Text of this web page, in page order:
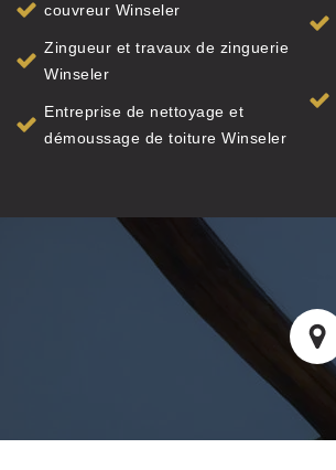
couvreur Winseler
Zingueur et travaux de zinguerie
Winseler
Entreprise de nettoyage et
démoussage de toiture Winseler